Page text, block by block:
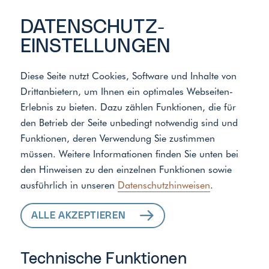
DATENSCHUTZ­
EINSTELLUNGEN
Diese Seite nutzt Cookies, Software und Inhalte von
Drittanbietern, um Ihnen ein optimales Webseiten-
Erlebnis zu bieten. Dazu zählen Funktionen, die für
den Betrieb der Seite unbedingt notwendig sind und
Funktionen, deren Verwendung Sie zustimmen
müssen. Weitere Informationen finden Sie unten bei
den Hinweisen zu den einzelnen Funktionen sowie
ausführlich in unseren Datenschutzhinweisen.
ALLE AKZEPTIEREN
Technische Funktionen
Meister der Elemente
ALLE LEISTUNGEN
FÜR IHR ZUHAUSE